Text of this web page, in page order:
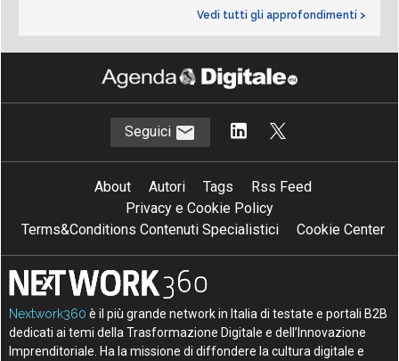
Vedi tutti gli approfondimenti >
Seguici
About Autori Tags
Rss Feed
Privacy e Cookie Policy
Terms&Conditions Contenuti Specialistici
Cookie Center
Nextwork360 è il più grande network in Italia di testate e portali B2B
dedicati ai temi della Trasformazione Digitale e dell’Innovazione
Imprenditoriale. Ha la missione di diffondere la cultura digitale e